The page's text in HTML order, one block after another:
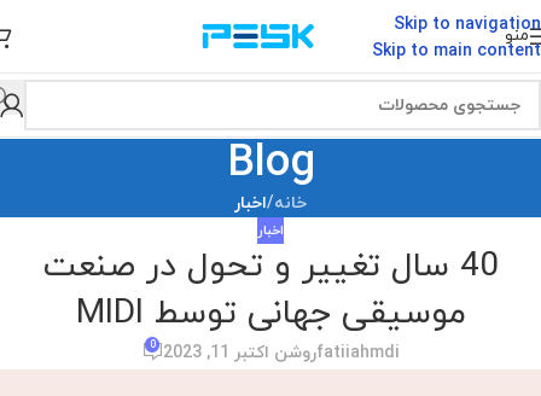
Skip to navigation
Skip to main content
منو
Blog
خانه/اخبار
اخبار
40 سال تغییر و تحول در صنعت
موسیقی جهانی توسط MIDI
fatiiahmdiروشن اکتبر 11, 2023 0